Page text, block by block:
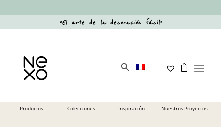
“El arte de la decoración fácil”